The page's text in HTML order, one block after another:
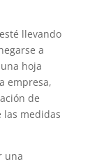
llevando
a
hoja
empresa,
de
las medidas
una